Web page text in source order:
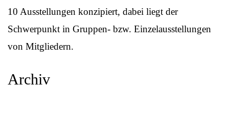
10 Ausstellungen konzipiert, dabei liegt der
Schwerpunkt in Gruppen- bzw. Einzelausstellungen
von Mitgliedern.
Archiv